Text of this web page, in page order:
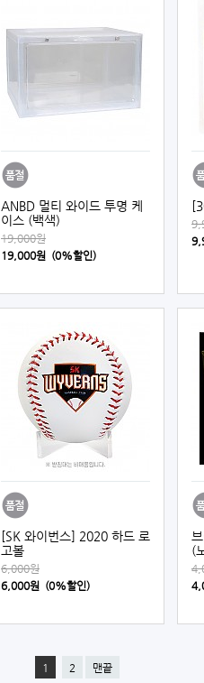
ANBD 멀티 와이드 투명 케
이스 (백색)
19,000원
19,000원 (0%할인)
[SK 와이번스] 2020 하드 로
고볼
6,000원
6,000원 (0%할인)
(
1 2 맨끝